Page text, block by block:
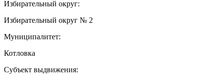
Избирательный округ:
Избирательный округ № 2
Муниципалитет:
Котловка
Субъект выдвижения: